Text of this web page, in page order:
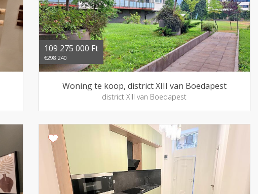
109 275 000 Ft
€298 240
Woning te koop, district XIII van Boedapest
district XIII van Boedapest